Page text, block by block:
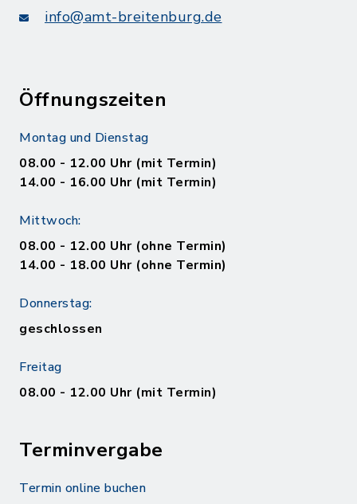
info@amt-breitenburg.de
Öffnungszeiten
Montag und Dienstag
08.00 - 12.00 Uhr (mit Termin)
14.00 - 16.00 Uhr (mit Termin)
Mittwoch:
08.00 - 12.00 Uhr (ohne Termin)
14.00 - 18.00 Uhr (ohne Termin)
Donnerstag:
geschlossen
Freitag
08.00 - 12.00 Uhr (mit Termin)
Terminvergabe
Termin online buchen